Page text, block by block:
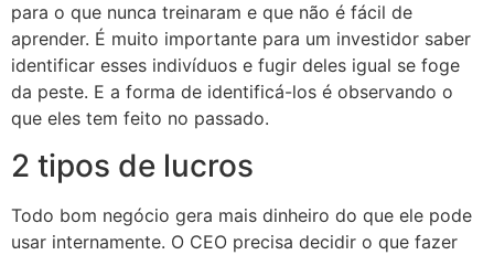
para o que nunca treinaram e que não é fácil de
aprender. É muito importante para um investidor saber
identificar esses indivíduos e fugir deles igual se foge
da peste. E a forma de identificá-los é observando o
que eles tem feito no passado.
2 tipos de lucros
Todo bom negócio gera mais dinheiro do que ele pode
usar internamente. O CEO precisa decidir o que fazer